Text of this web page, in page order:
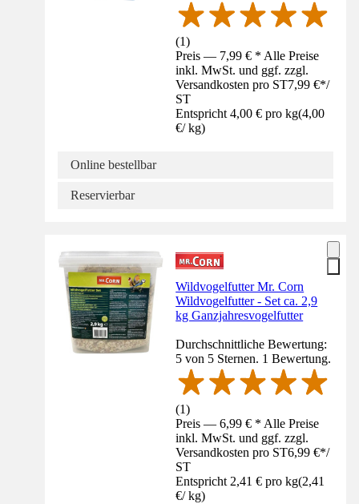
(1)
Preis — 7,99 € * Alle Preise
inkl. MwSt. und ggf. zzgl.
Versandkosten pro ST7,99 €*/
ST
Entspricht 4,00 € pro kg(4,00
€/ kg)
Online bestellbar
Reservierbar
Wildvogelfutter Mr. Corn
Wildvogelfutter - Set ca. 2,9
kg Ganzjahresvogelfutter
Durchschnittliche Bewertung:
5 von 5 Sternen. 1 Bewertung.
(1)
Preis — 6,99 € * Alle Preise
inkl. MwSt. und ggf. zzgl.
Versandkosten pro ST6,99 €*/
ST
Entspricht 2,41 € pro kg(2,41
€/ kg)